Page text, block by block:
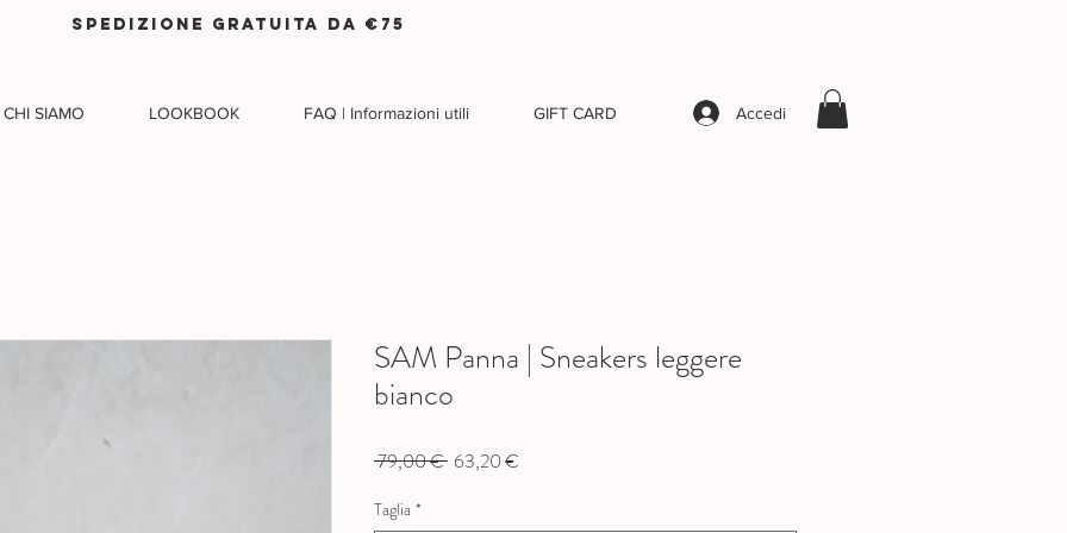
SPEDIZIONE GRATUITA DA €75
CHI SIAMO LOOKBOOK FAQ | Informazioni utili GIFT CARD Accedi
SAM Panna | Sneakers leggere
bianco
79,00 € Prezzo
63,20 €
Taglia *